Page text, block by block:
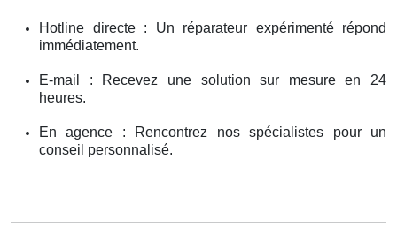
Hotline directe : Un réparateur expérimenté répond
immédiatement.
E-mail : Recevez une solution sur mesure en 24
heures.
En agence : Rencontrez nos spécialistes pour un
conseil personnalisé.